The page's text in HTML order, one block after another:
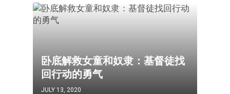
卧底解救女童和奴隶：基督徒找
回行动的勇气
JULY 13, 2020